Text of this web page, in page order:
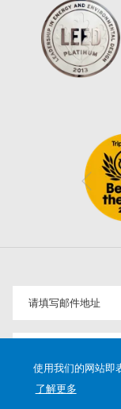
使用我们的网站即
了解更多
上一个